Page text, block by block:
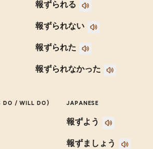
報ずられる
報ずられない
報ずられた
報ずられなかった
DO / WILL DO) JAPANESE
報ずよう
報ずましょう